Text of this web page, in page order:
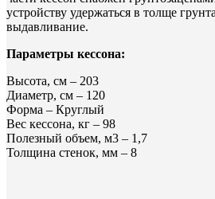
устройству удержаться в толще
выдавливание.
Параметры кессона:
Высота, см – 203
Диаметр, см – 120
Форма – Круглый
Вес кессона, кг – 98
Полезный объем, м3 – 1,7
Толщина стенок, мм – 8